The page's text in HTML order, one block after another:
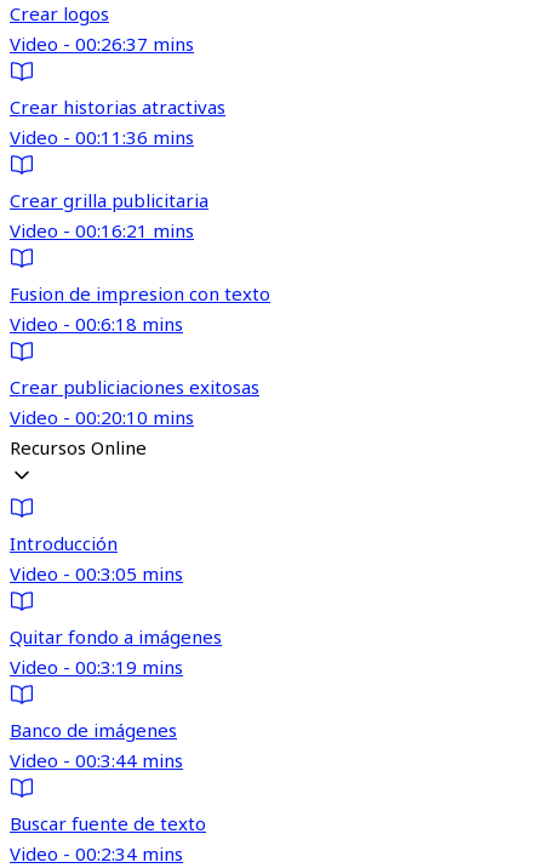
Crear logos
Video - 00:26:37 mins
Crear historias atractivas
Video - 00:11:36 mins
Crear grilla publicitaria
Video - 00:16:21 mins
Fusion de impresion con texto
Video - 00:6:18 mins
Crear publiciaciones exitosas
Video - 00:20:10 mins
Recursos Online
Introducción
Video - 00:3:05 mins
Quitar fondo a imágenes
Video - 00:3:19 mins
Banco de imágenes
Video - 00:3:44 mins
Buscar fuente de texto
Video - 00:2:34 mins